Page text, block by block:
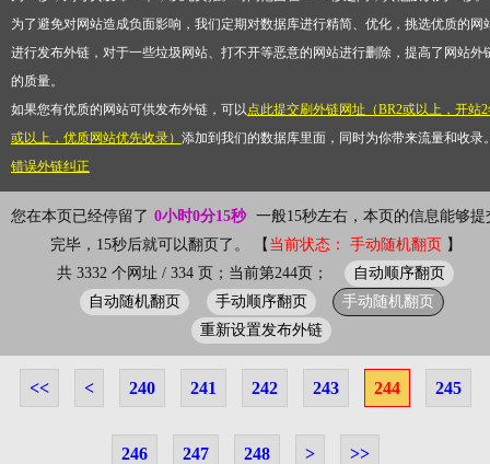
为了避免对网站造成负面影响，我们定期对数据库进行精简、优化，挑选优质的网
进行发布外链，对于一些垃圾网站、打不开等恶意的网站进行删除，提高了网站外
的质量。
如果您有优质的网站可供发布外链，可以点此提交刷外链网址（BR2或以上，开站
或以上，优质网站优先收录） 添加到我们的数据库里面，同时为你带来流量和收录
错误外链纠正
您在本页已经停留了 0小时0分15秒 一般15秒左右，本页的信息能够提
完毕，15秒后就可以翻页了。 【 当前状态： 手动随机翻页 】
共 3332 个网址 / 334 页；当前第244页；
自动顺序翻页
自动随机翻页
手动顺序翻页
手动随机翻页
重新设置发布外链
<< < 240 241 242 243 244 245
246 247 248 > >>